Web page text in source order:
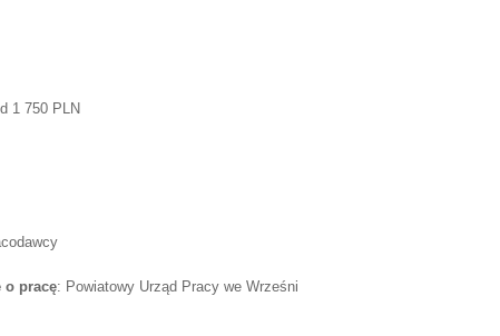
1 750 PLN
o pracę: Powiatowy Urząd Pracy we Wrześni